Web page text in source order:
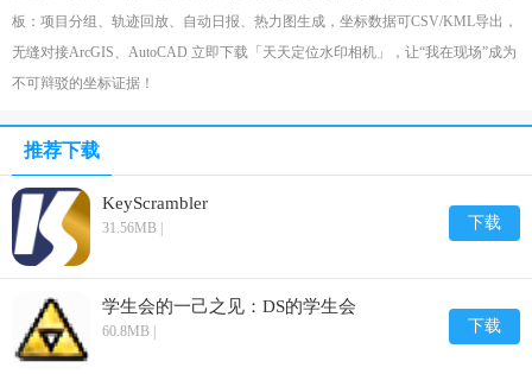
板：项目分组、轨迹回放、自动日报、热力图生成，坐标数据可CSV/KML导出，
无缝对接ArcGIS、AutoCAD 立即下载「天天定位水印相机」，让“我在现场”成为
不可辩驳的坐标证据！
推荐下载
KeyScrambler
31.56MB | 下载
学生会的一己之见：DS的学生会
60.8MB | 下载